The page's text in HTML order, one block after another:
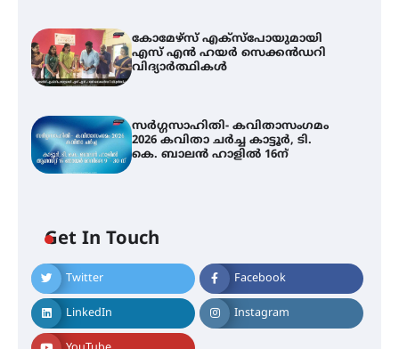
കോമേഴ്സ് എക്സ്പോയുമായി
എസ് എൻ ഹയർ സെക്കൻഡറി
വിദ്യാർത്ഥികൾ
സർഗ്ഗസാഹിതി- കവിതാസംഗമം
2026 കവിതാ ചർച്ച കാട്ടൂർ, ടി.
കെ. ബാലൻ ഹാളിൽ 16ന്
Get In Touch
Twitter Facebook
LinkedIn Instagram